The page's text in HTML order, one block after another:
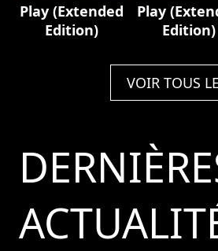
Play (Extended
Edition)
Play
Edition)
VOIR TOUS